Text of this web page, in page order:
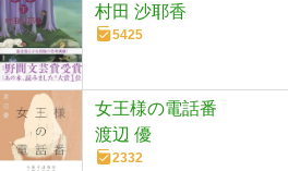
村田 沙耶香
5425
女王様の電話番
渡辺 優
2332